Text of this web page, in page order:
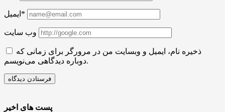
ایمیل*
وب سایت
ذخیره نام، ایمیل و وبسایت من در مرورگر برای زمانی که
دوباره دیدگاهی می‌نویسم.
پست های اخیر